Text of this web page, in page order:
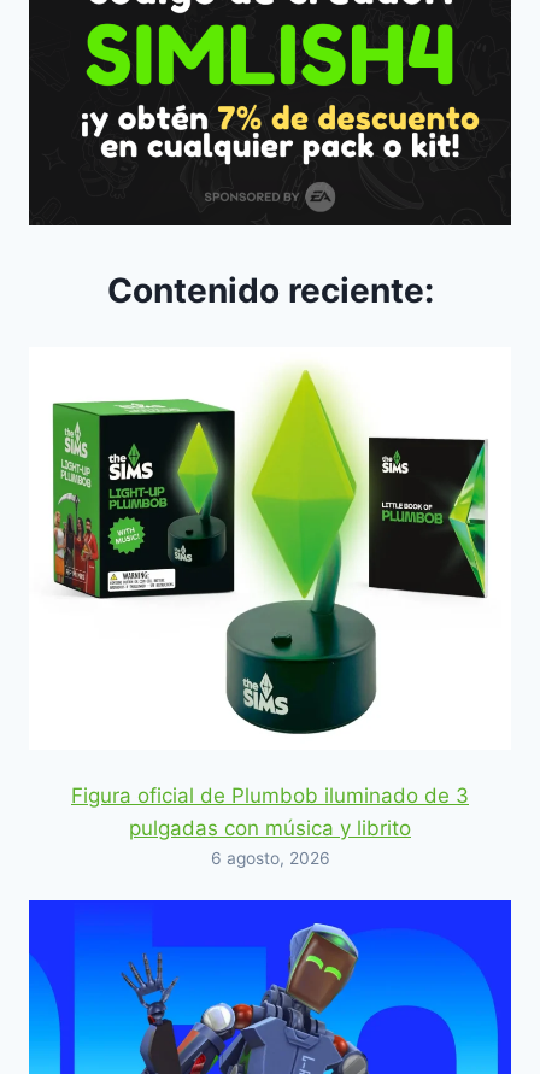
Contenido reciente:
Figura oficial de Plumbob iluminado de 3
pulgadas con música y librito
6 agosto, 2026